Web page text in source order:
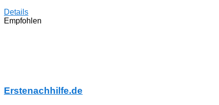
Details
Empfohlen
Erstenachhilfe.de